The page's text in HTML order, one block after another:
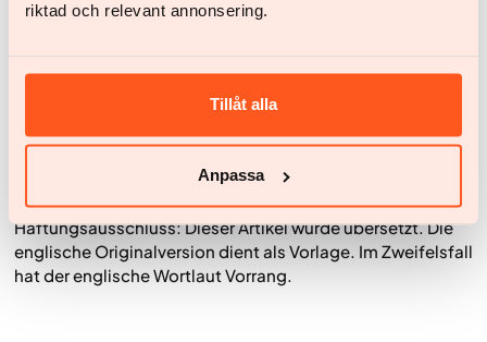
riktad och relevant annonsering.
Tillåt alla
Anpassa
Erkrankung und kein Zeichen von mangelndem Willen. Du
angepasste Behandlung kann es erleichtern, nachhaltige
bekommst du medizinische Einschätzung, regelmäßige
Betreuung und langfristige Unterstützung für deine
Haftungsausschluss: Dieser Artikel wurde übersetzt. Die
englische Originalversion dient als Vorlage. Im Zweifelsfall
hat der englische Wortlaut Vorrang.